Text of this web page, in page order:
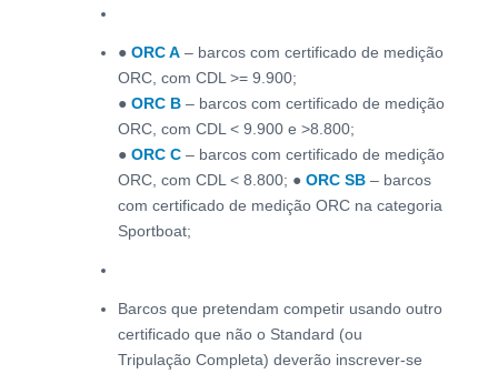
● ORC A– barcos com certificado de medição
ORC, com CDL >= 9.900;
● ORC B– barcos com certificado de medição
ORC, com CDL < 9.900 e >8.800;
● ORC C– barcos com certificado de medição
ORC, com CDL < 8.800; ● ORC SB– barcos
com certificado de medição ORC na categoria
Sportboat;
Barcos que pretendam competir usando outro
certificado que não o Standard (ou
Tripulação Completa) deverão inscrever-se